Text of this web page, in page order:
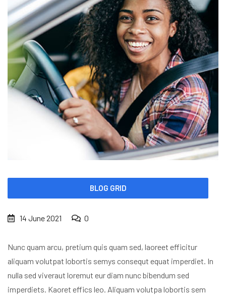
BLOG GRID
14 June 2021 0
Nunc quam arcu, pretium quis quam sed, laoreet efficitur
aliquam volutpat lobortis semys consequt equat imperdiet. In
nulla sed viveraut loremut eur diam nunc bibendum sed
imperdiets. Kaoret effics leo. Aliquam volutpa lobortis sem